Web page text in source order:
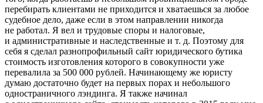
перебирать клиентами не приходится и хватаешься за любое
судебное дело, даже если в этом направлении никогда
не работал. Я вел и трудовые споры и налоговые,
и административные и наследственные и т. д. Поэтому для
себя я сделал разнопрофильный сайт юридического бутика
стоимость изготовления которого в совокупности уже
перевалила за 500 000 рублей. Начинающему же юристу
думаю достаточно будет на первых порах и небольшого
одностраничного лэндинга. Я также начинал